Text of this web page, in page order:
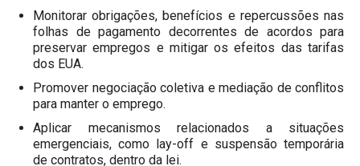
Monitorar obrigações, benefícios e repercussões nas
folhas de pagamento decorrentes de acordos para
preservar empregos e mitigar os efeitos das tarifas
dos EUA.
Promover negociação coletiva e mediação de conflitos
para manter o emprego.
Aplicar mecanismos relacionados a situações
emergenciais, como lay-off e suspensão temporária
de contratos, dentro da lei.